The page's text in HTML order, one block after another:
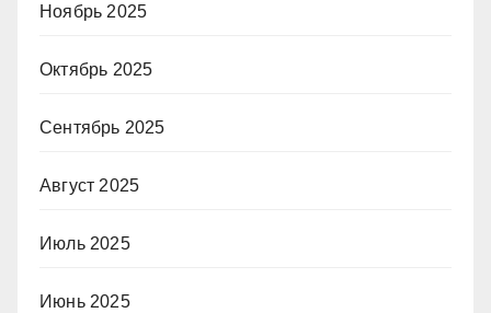
Ноябрь 2025
Октябрь 2025
Сентябрь 2025
Август 2025
Июль 2025
Июнь 2025